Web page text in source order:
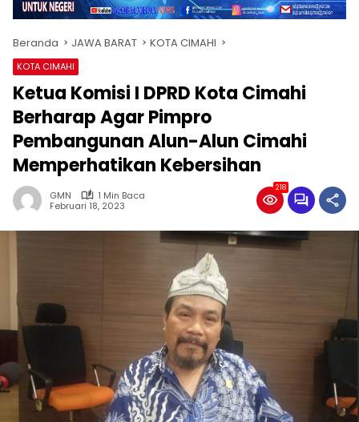
Beranda JAWA BARAT KOTA CIMAHI
KOTA CIMAHI
Ketua Komisi I DPRD Kota Cimahi
Berharap Agar Pimpro
Pembangunan Alun-Alun Cimahi
Memperhatikan Kebersihan
GMN
1 Min Baca
Februari 18, 2023
218